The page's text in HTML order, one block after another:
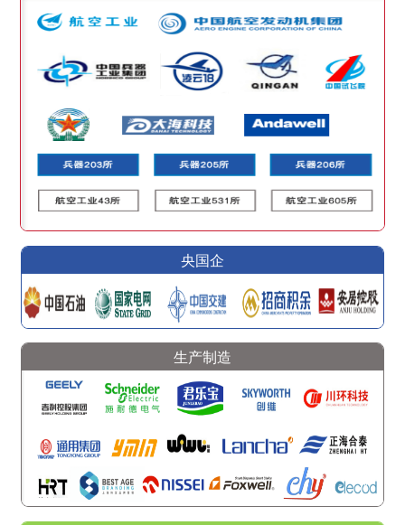
央国企
生产制造